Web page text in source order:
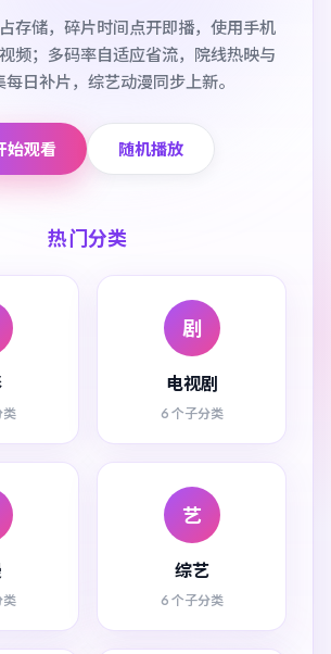
存储，碎片时间点开即播，使用手机
频；多码率自适应省流，院线热映与
每日补片，综艺动漫同步上新。
始观看 随机播放
热门分类
类
剧
电视剧
6 个子分类
类
艺
综艺
6 个子分类